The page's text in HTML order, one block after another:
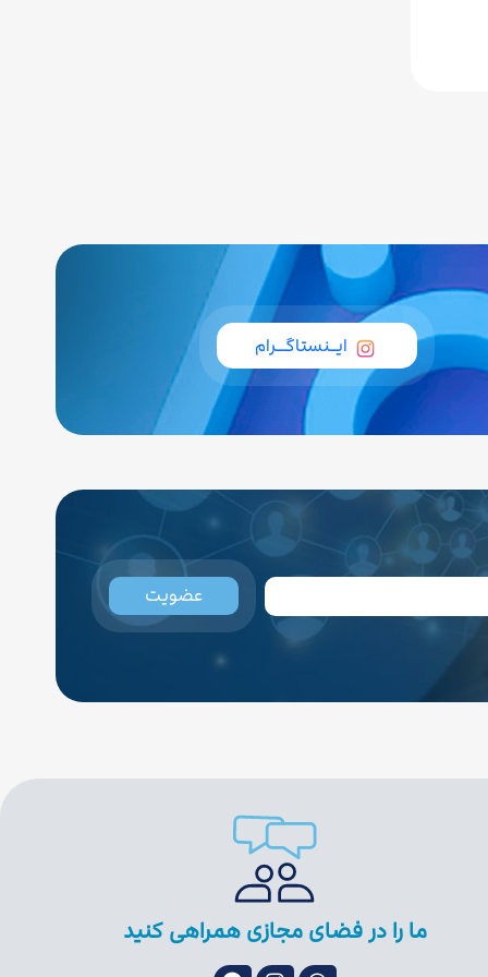
ایــنستاگـــرام
عضویت
ما را در فضای مجازی همراهی کنید